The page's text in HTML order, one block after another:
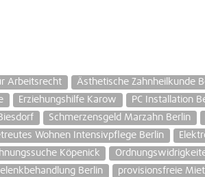
Arbeitsrecht Ästhetische Zahnheilkunde
Erziehungshilfe Karow PC Installation
Schmerzensgeld Marzahn Berlin
Wohnen Intensivpflege Berlin
Köpenick
Berlin provisionsfreie